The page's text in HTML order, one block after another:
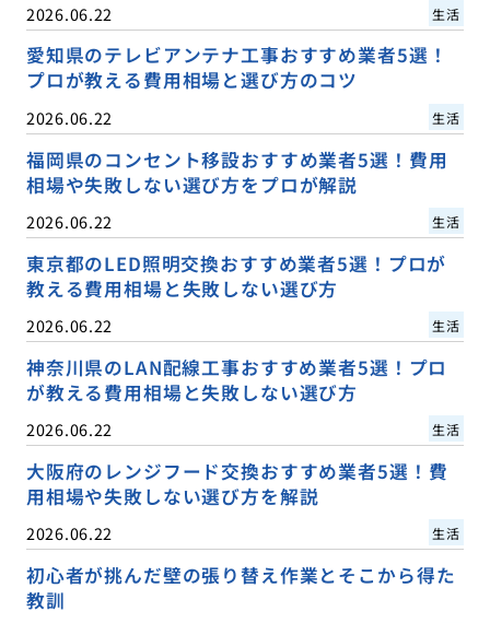
2026.06.22 生活
愛知県のテレビアンテナ工事おすすめ業者5選！
プロが教える費用相場と選び方のコツ
2026.06.22 生活
福岡県のコンセント移設おすすめ業者5選！費用
相場や失敗しない選び方をプロが解説
2026.06.22 生活
東京都のLED照明交換おすすめ業者5選！プロが
教える費用相場と失敗しない選び方
2026.06.22 生活
神奈川県のLAN配線工事おすすめ業者5選！プロ
が教える費用相場と失敗しない選び方
2026.06.22 生活
大阪府のレンジフード交換おすすめ業者5選！費
用相場や失敗しない選び方を解説
2026.06.22 生活
初心者が挑んだ壁の張り替え作業とそこから得た
教訓